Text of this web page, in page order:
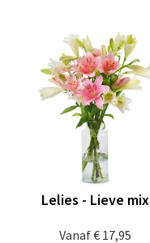
Vanaf€ 17,95
Lelies - Lieve mix